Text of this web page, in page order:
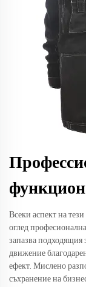
Всеки аспект на
оглед
запазва подходящия
движение
ефект. Мислено
съхранение на